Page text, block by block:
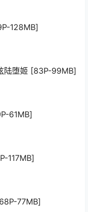
128MB]
陆堕姬 [83P-99MB]
61MB]
117MB]
77MB]